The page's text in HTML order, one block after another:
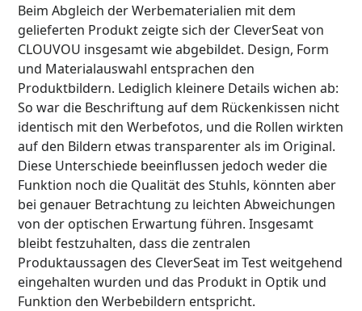
Beim Abgleich der Werbematerialien mit dem
gelieferten Produkt zeigte sich der CleverSeat von
CLOUVOU insgesamt wie abgebildet. Design, Form
und Materialauswahl entsprachen den
Produktbildern. Lediglich kleinere Details wichen ab:
So war die Beschriftung auf dem Rückenkissen nicht
identisch mit den Werbefotos, und die Rollen wirkten
auf den Bildern etwas transparenter als im Original.
Diese Unterschiede beeinflussen jedoch weder die
Funktion noch die Qualität des Stuhls, könnten aber
bei genauer Betrachtung zu leichten Abweichungen
von der optischen Erwartung führen. Insgesamt
bleibt festzuhalten, dass die zentralen
Produktaussagen des CleverSeat im Test weitgehend
eingehalten wurden und das Produkt in Optik und
Funktion den Werbebildern entspricht.